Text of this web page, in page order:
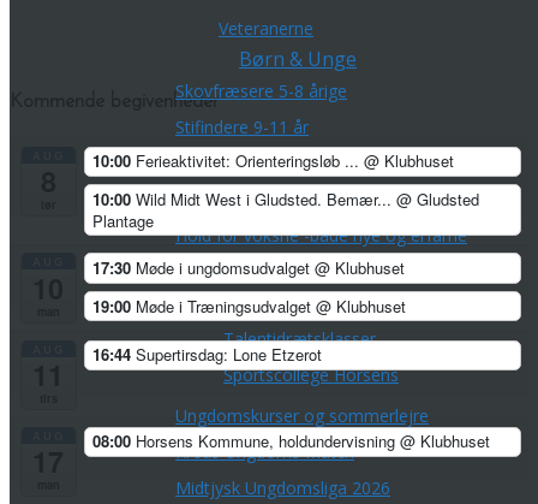
Veteranerne
Børn & Unge
Skovfræsere 5-8 årige
Stifindere 9-11 år
Konkurrenceløbere 12-14 år
Unge ca. 15-21 år
Hold for voksne -både nye og erfarne
Talentudviking
TalentCenter Midt
Talentidrætsklasser
Sportscollege Horsens
Ungdomskurser og sommerlejre
Kreds Ungdoms Match
Midtjysk Ungdomsliga 2026
Kommende begivenheder
10:00 Ferieaktivitet: Orienteringsløb ... @ Klubhuset
10:00 Wild Midt West i Gludsted. Bemær... @ Gludsted
Plantage
17:30 Møde i ungdomsudvalget @ Klubhuset
19:00 Møde i Træningsudvalget @ Klubhuset
16:44 Supertirsdag: Lone Etzerot
08:00 Horsens Kommune, holdundervisning @ Klubhuset